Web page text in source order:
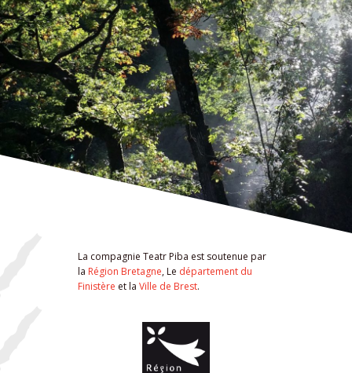
La compagnie Teatr Piba est soutenue par
la Région Bretagne, Le département du
Finistère et la Ville de Brest.